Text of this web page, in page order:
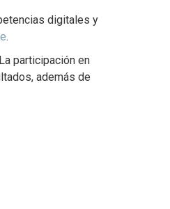
digitales y
.
participación en
además de